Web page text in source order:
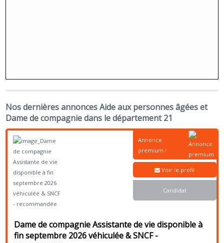
Nos dernières annonces Aide aux personnes âgées et
Dame de compagnie dans le département 21
Dame de compagnie Assistante de vie disponible à
fin septembre 2026 véhiculée & SNCF -
Annonce
premium !
Voir le profil
Candidat